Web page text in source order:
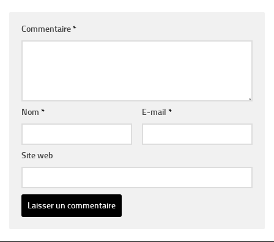
Commentaire*
Nom * E-mail *
Site web